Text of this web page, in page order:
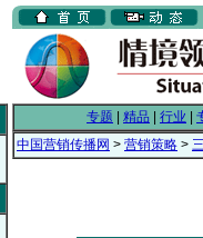
专题 精品 行业
中国营销传播网 > 营销策略 >